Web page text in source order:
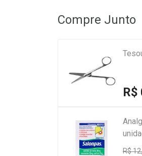
Compre Junto
R$
R$